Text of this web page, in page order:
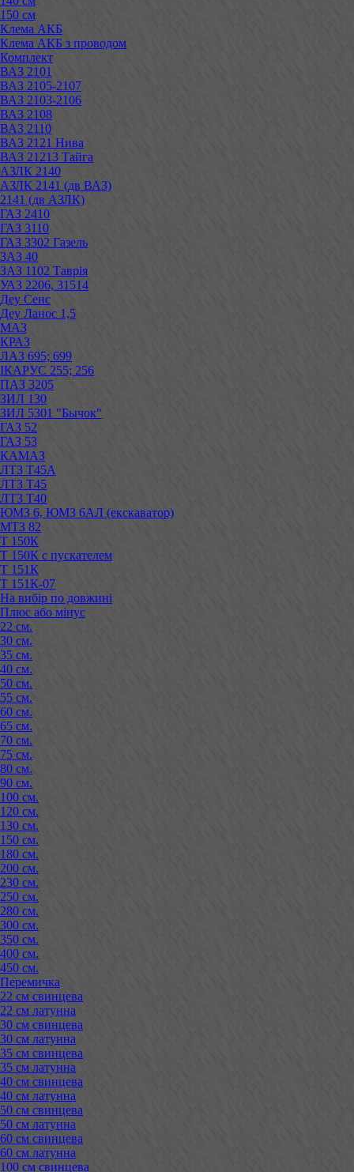
150 см
Клема АКБ
Клема АКБ з проводом
Комплект
ВАЗ 2101
ВАЗ 2105-2107
ВАЗ 2103-2106
ВАЗ 2108
ВАЗ 2110
ВАЗ 2121 Нива
ВАЗ 21213 Тайга
АЗЛК 2140
АЗЛК 2141 (дв ВАЗ)
2141 (дв АЗЛК)
ГАЗ 2410
ГАЗ 3110
ГАЗ 3302 Газель
ЗАЗ 40
ЗАЗ 1102 Таврія
УАЗ 2206, 31514
Деу Сенс
Деу Ланос 1,5
МАЗ
КРАЗ
ЛАЗ 695; 699
ІКАРУС 255; 256
ПАЗ 3205
ЗИЛ 130
ЗИЛ 5301 "Бычок"
ГАЗ 52
ГАЗ 53
КАМАЗ
ЛТЗ Т45А
ЛТЗ Т45
ЛТЗ Т40
ЮМЗ 6, ЮМЗ 6АЛ (екскаватор)
МТЗ 82
Т 150К
Т 150К с пускателем
Т 151К
Т 151К-07
На вибір по довжині
Плюс або мінус
22 см.
30 см.
35 см.
40 см.
50 см.
55 см.
60 см.
65 см.
70 см.
75 см.
80 см.
90 см.
100 см.
120 см.
130 см.
150 см.
180 см.
200 см.
230 см.
250 см.
280 см.
300 см.
350 см.
400 см.
450 см.
Перемичка
22 см свинцева
22 см латунна
30 см свинцева
30 см латунна
35 см свинцева
35 см латунна
40 см свинцева
40 см латунна
50 см свинцева
50 см латунна
60 см свинцева
60 см латунна
100 см свинцева